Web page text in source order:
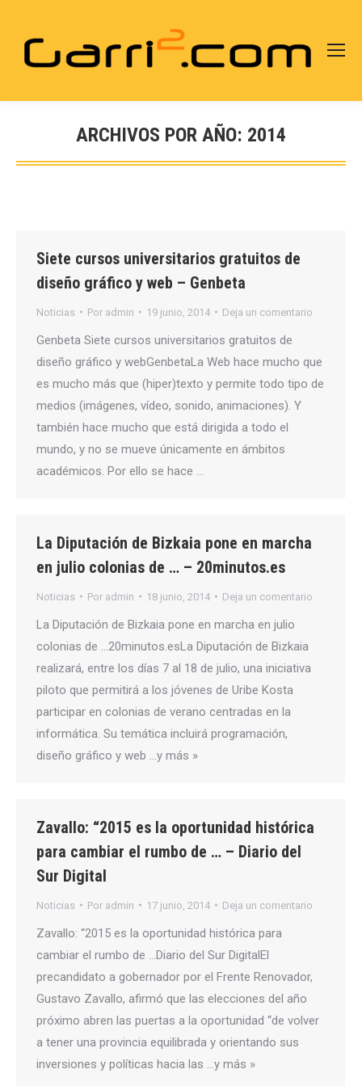
ARCHIVOS POR AÑO: 2014
Estás aquí:
Siete cursos universitarios gratuitos de
diseño gráfico y web – Genbeta
Noticias Por admin 19 junio, 2014 Deja un comentario
Genbeta Siete cursos universitarios gratuitos de
diseño gráfico y webGenbetaLa Web hace mucho que
es mucho más que (hiper)texto y permite todo tipo de
medios (imágenes, vídeo, sonido, animaciones). Y
también hace mucho que está dirigida a todo el
mundo, y no se mueve únicamente en ámbitos
académicos. Por ello se hace …
La Diputación de Bizkaia pone en marcha
en julio colonias de … – 20minutos.es
Noticias Por admin 18 junio, 2014 Deja un comentario
La Diputación de Bizkaia pone en marcha en julio
colonias de …20minutos.esLa Diputación de Bizkaia
realizará, entre los días 7 al 18 de julio, una iniciativa
piloto que permitirá a los jóvenes de Uribe Kosta
participar en colonias de verano centradas en la
informática. Su temática incluirá programación,
diseño gráfico y web …y más »
Zavallo: “2015 es la oportunidad histórica
para cambiar el rumbo de … – Diario del
Sur Digital
Noticias Por admin 17 junio, 2014 Deja un comentario
Zavallo: “2015 es la oportunidad histórica para
cambiar el rumbo de …Diario del Sur DigitalEl
precandidato a gobernador por el Frente Renovador,
Gustavo Zavallo, afirmó que las elecciones del año
próximo abren las puertas a la oportunidad “de volver
a tener una provincia equilibrada y orientando sus
inversiones y políticas hacia las …y más »